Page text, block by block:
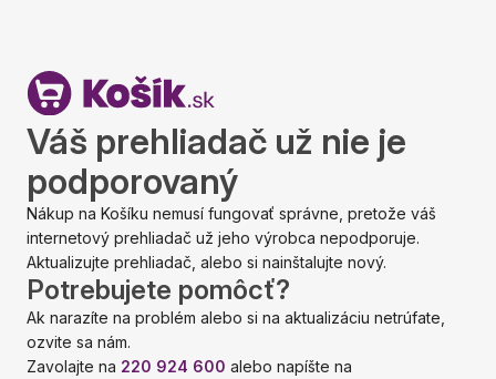
Váš prehliadač už nie je
podporovaný
Nákup na Košíku nemusí fungovať správne, pretože váš
internetový prehliadač už jeho výrobca nepodporuje.
Aktualizujte prehliadač, alebo si nainštalujte nový.
Potrebujete pomôcť?
Ak narazíte na problém alebo si na aktualizáciu netrúfate,
ozvite sa nám.
Zavolajte na 220 924 600 alebo napíšte na